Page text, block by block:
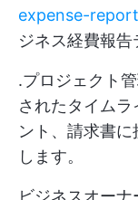
expense-
ジネス経費報
.プロジェクト
されたタイム
ント、請求書
します。
ビジネスオー